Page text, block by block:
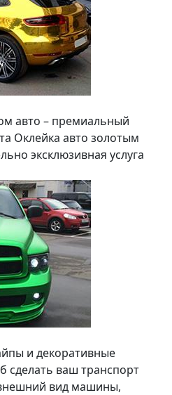
авто – премиальный
Оклейка авто золотым
эксклюзивная услуга
и декоративные
сделать ваш транспорт
вид машины,